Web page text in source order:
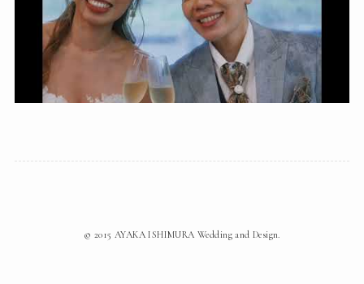
© 2015 AYAKA ISHIMURA Wedding and Design.